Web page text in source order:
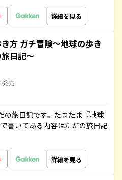
詳細を見る
方 ガチ冒険～地球の歩き
日記～
発売
の旅日記です。たまたま『地球
書いてある内容はただの旅日記
詳細を見る